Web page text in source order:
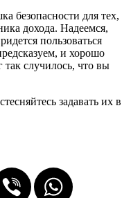
безопасности для тех,
дохода. Надеемся,
пользоваться
и хорошо
так случилось, что вы
задавать их в